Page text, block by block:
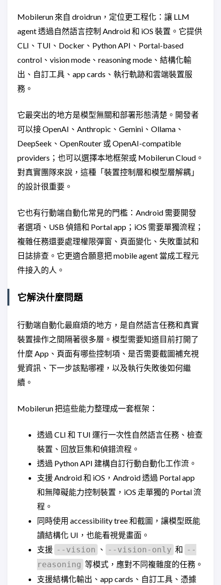
Mobilerun 來自 droidrun，定位更工程化：讓 LLM
agent 透過自然語言控制 Android 和 iOS 裝置。它提供
CLI、TUI、Docker、Python API、Portal-based
control、vision mode、reasoning mode、結構化輸
出、自訂工具、app cards、執行軌跡和雲端裝置服
務。
它最突出的地方是模型無關和部署形態清楚。開發者
可以接 OpenAI、Anthropic、Gemini、Ollama、
DeepSeek、OpenRouter 或 OpenAI-compatible
providers；也可以選擇本地框架或 Mobilerun Cloud。
對真實團隊來說，這種「裝置控制層和模型層解耦」
的設計很重要。
它也有行動端自動化常見的門檻：Android 需要開發
者選項、USB 偵錯和 Portal app；iOS 需要單獨流程；
複雜任務還要處理權限彈窗、頁面變化、失敗重試和
日誌排查。它更適合願意把 mobile agent 當成工程元
件接入的人。
它解決什麼問題
行動端自動化最麻煩的地方，是自然語言任務和真實
裝置操作之間隔著很多層。模型需要知道目前打開了
什麼 App、頁面有哪些控制項、是否需要截圖補充視
覺資訊、下一步該點哪裡，以及執行失敗後如何繼
續。
Mobilerun 把這些能力整理成一套框架：
透過 CLI 和 TUI 運行一次性自然語言任務、檢查
裝置、回放巨集和偵錯流程。
透過 Python API 建構自訂行動自動化工作流。
支援 Android 和 iOS，Android 透過 Portal app
和無障礙能力控制裝置，iOS 走單獨的 Portal 流
程。
同時使用 accessibility tree 和截圖，讓模型既能
讀結構化 UI，也能看視覺畫面。
支援 --vision 、 --vision-only 和 --
reasoning 等模式，應對不同複雜度的任務。
支援結構化輸出、app cards、自訂工具、憑據